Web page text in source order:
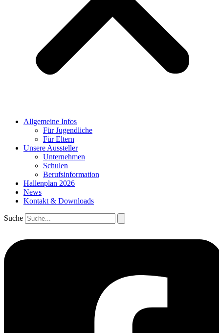
Allgemeine Infos
Für Jugendliche
Für Eltern
Unsere Aussteller
Unternehmen
Schulen
Berufsinformation
Hallenplan 2026
News
Kontakt & Downloads
Suche